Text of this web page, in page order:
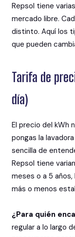
Repsol tiene
mercado libre.
distinto. Aquí los
que pueden
Tarifa de
día)
El precio del kWh
pongas la
sencilla de
Repsol tiene
meses o a 5
más o menos
¿Para quién
regular a lo largo